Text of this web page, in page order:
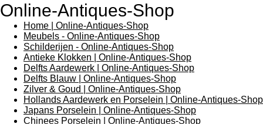
Online-Antiques-Shop
Home | Online-Antiques-Shop
Meubels - Online-Antiques-Shop
Schilderijen - Online-Antiques-Shop
Antieke Klokken | Online-Antiques-Shop
Delfts Aardewerk | Online-Antiques-Shop
Delfts Blauw | Online-Antiques-Shop
Zilver & Goud | Online-Antiques-Shop
Hollands Aardewerk en Porselein | Online-Antiques-Shop
Japans Porselein | Online-Antiques-Shop
Chinees Porselein | Online-Antiques-Shop